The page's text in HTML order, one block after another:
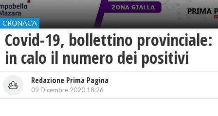
CRONACA
Covid-19, bollettino provinciale:
in calo il numero dei positivi
Redazione Prima Pagina
09 Dicembre 2020 18:26